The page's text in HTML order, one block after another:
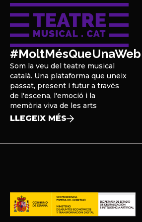
#MoltMésQueUnaWeb
Som la veu del teatre musical
català. Una plataforma que uneix
passat, present i futur a través
de l'escena, l'emoció i la
memòria viva de les arts
LLEGEIX MÉS